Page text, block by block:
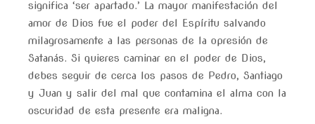
significa ‘ser apartado.’ La mayor manifestación del
amor de Dios fue el poder del Espíritu salvando
milagrosamente a las personas de la opresión de
Satanás. Si quieres caminar en el poder de Dios,
debes seguir de cerca los pasos de Pedro, Santiago
y Juan y salir del mal que contamina el alma con la
oscuridad de esta presente era maligna.